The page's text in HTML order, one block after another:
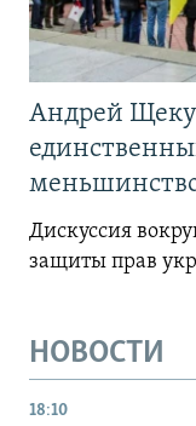
Андрей
Дискуссия
защиты прав
НОВОСТИ
18:10